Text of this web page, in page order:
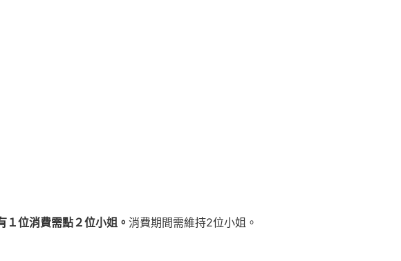
１位消費需點２位小姐。 消費期間需維持2位小姐。